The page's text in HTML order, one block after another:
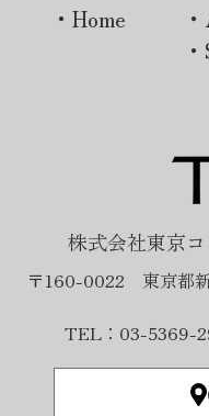
・Home
株式会社東京
〒160-0022 東京都
TEL：03-5369-